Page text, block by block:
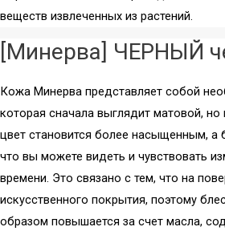
Колонки
Саундбары
Винил
веществ извлеченных из растений.
[Минерва] ЧЕРНЫЙ
Кожа Минерва представляет собой
которая сначала выглядит матовой, но
цвет становится более насыщенным, а
что вы можете видеть и чувствовать
времени. Это связано с тем, что на
искусственного покрытия, поэтому
образом повышается за счет масла,